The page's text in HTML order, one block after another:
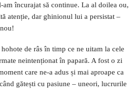
am încurajat să continue. La al doilea ou,
atenție, dar ghinionul lui a persistat –
de râs în timp ce ne uitam la cele
neintenționat în papară. A fost o zi
care ne-a adus și mai aproape ca
gătești cu pasiune – uneori, lucrurile